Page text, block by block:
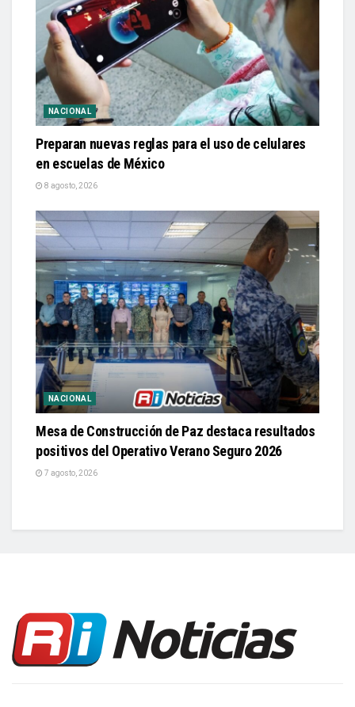
NACIONAL
Preparan nuevas reglas para el uso de celulares
en escuelas de México
8 agosto, 2026
NACIONAL
Mesa de Construcción de Paz destaca resultados
positivos del Operativo Verano Seguro 2026
7 agosto, 2026